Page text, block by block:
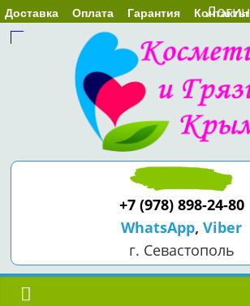
Доставка Оплата Гарантия Контакты
Логин
+7 (978) 898-24-80
WhatsApp,Viber
г. Севастополь